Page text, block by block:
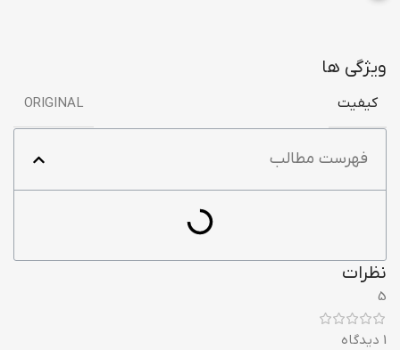
ویژگی ها
کیفیت ORIGINAL
فهرست مطالب
نظرات
5
1 دیدگاه